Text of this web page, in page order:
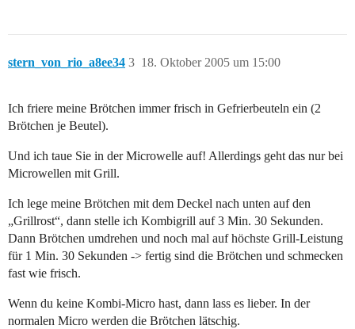
stern_von_rio_a8ee34 18. Oktober 2005 um 15:00
3
Ich friere meine Brötchen immer frisch in Gefrierbeuteln ein (2
Brötchen je Beutel).
Und ich taue Sie in der Microwelle auf! Allerdings geht das nur bei
Microwellen mit Grill.
Ich lege meine Brötchen mit dem Deckel nach unten auf den
„Grillrost“, dann stelle ich Kombigrill auf 3 Min. 30 Sekunden.
Dann Brötchen umdrehen und noch mal auf höchste Grill-Leistung
für 1 Min. 30 Sekunden -> fertig sind die Brötchen und schmecken
fast wie frisch.
Wenn du keine Kombi-Micro hast, dann lass es lieber. In der
normalen Micro werden die Brötchen lätschig.